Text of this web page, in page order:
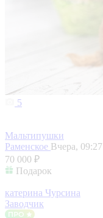
5
Мальтипушки
Раменское Вчера, 09:27
70 000 ₽
Подарок
катерина Чурсина
Заводчик